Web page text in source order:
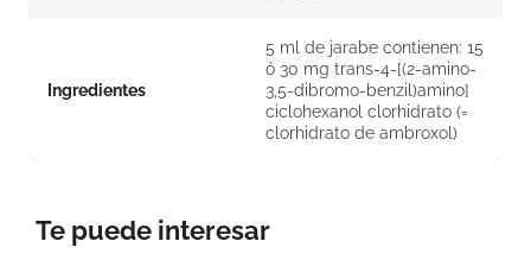
Ingredientes
5 ml de jarabe contienen: 15
ó 30 mg trans-4-[(2-amino-
3,5-dibromo-benzil)amino]
ciclohexanol clorhidrato (=
clorhidrato de ambroxol)
Te puede interesar